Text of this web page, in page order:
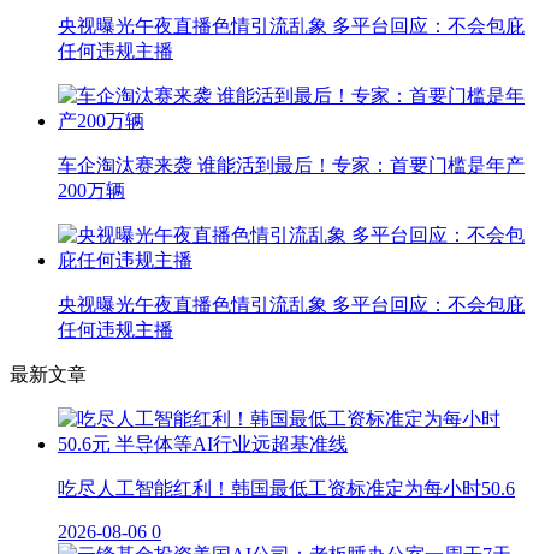
央视曝光午夜直播色情引流乱象 多平台回应：不会包庇
任何违规主播
车企淘汰赛来袭 谁能活到最后！专家：首要门槛是年产
200万辆
央视曝光午夜直播色情引流乱象 多平台回应：不会包庇
任何违规主播
最新文章
吃尽人工智能红利！韩国最低工资标准定为每小时50.6
2026-08-06 0